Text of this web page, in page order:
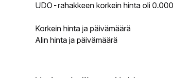
UDO-rahakkeen korkein hinta oli
Korkein hinta ja päivämäärä
Alin hinta ja päivämäärä